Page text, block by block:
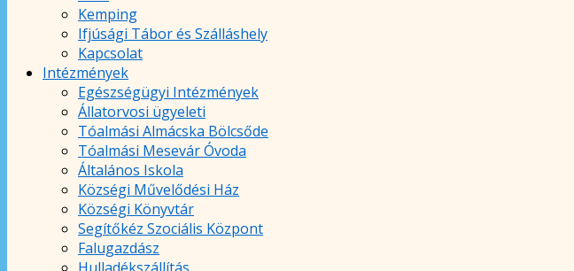
Kemping
Ifjúsági Tábor és Szálláshely
Kapcsolat
Intézmények
Egészségügyi Intézmények
Állatorvosi ügyeleti
Tóalmási Almácska Bölcsőde
Tóalmási Mesevár Óvoda
Általános Iskola
Községi Művelődési Ház
Községi Könyvtár
Segítőkéz Szociális Központ
Falugazdász